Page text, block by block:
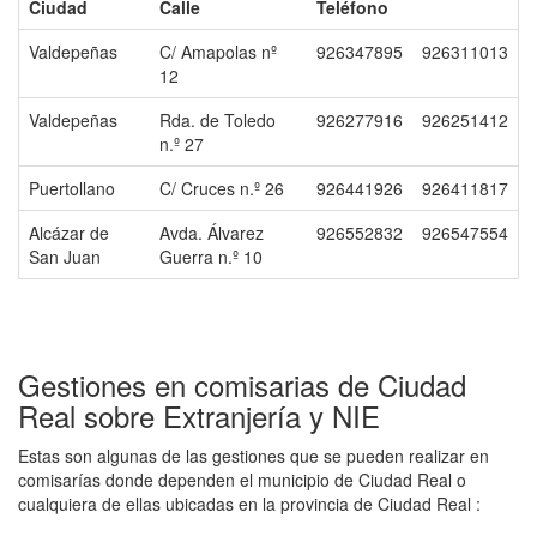
Ciudad Calle
Teléfono
Valdepeñas
C/ Amapolas nº
12
926347895 926311013
Valdepeñas
Rda. de Toledo
n.º 27
926277916 926251412
Puertollano C/ Cruces n.º 26 926441926
926411817
Alcázar de
San Juan
Avda. Álvarez
Guerra n.º 10
926552832 926547554
Gestiones en comisarias de Ciudad
Real sobre Extranjería y NIE
Estas son algunas de las gestiones que se pueden realizar en
comisarías donde dependen el municipio de Ciudad Real o
cualquiera de ellas ubicadas en la provincia de Ciudad Real :